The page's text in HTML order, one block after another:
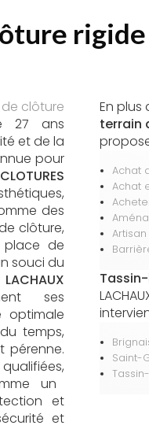
clôture
27 ans
et de la
pour
des
clôture,
de
souci du
LACHAUX
ses
optimale
temps,
pérenne.
un
et
et
En plus
terrain
Achat
Achat
Saint-